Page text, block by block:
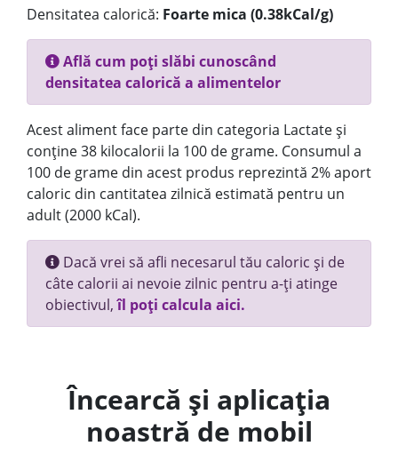
Densitatea calorică: Foarte mica (0.38kCal/g)
Află cum poți slăbi cunoscând
densitatea calorică a alimentelor
Acest aliment face parte din categoria Lactate și
conține 38 kilocalorii la 100 de grame. Consumul a
100 de grame din acest produs reprezintă 2% aport
caloric din cantitatea zilnică estimată pentru un
adult (2000 kCal).
Dacă vrei să afli necesarul tău caloric și de
câte calorii ai nevoie zilnic pentru a-ți atinge
obiectivul,îl poți calcula aici.
Încearcă și aplicația
noastră de mobil